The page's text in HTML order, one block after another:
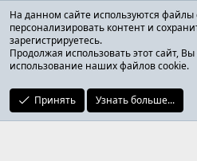
Поделиться страницей
Facebook
X (Twitter)
Reddit
ОТЗЫВЫ ОНЛАЙН ФОРУМ
На данном сайте используются файлы
персонализировать контент и
зарегистрируетесь.
Продолжая использовать этот сайт,
использование наших файлов cookie.
Принять Узнать больше...